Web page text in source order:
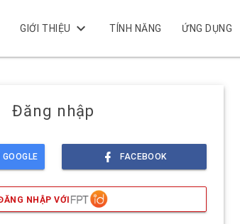
GIỚI THIỆU keyboard_arrow_down TÍNH NĂNG ỨNG DỤNG
Đăng nhập
FACEBOOK
NHẬP VỚI